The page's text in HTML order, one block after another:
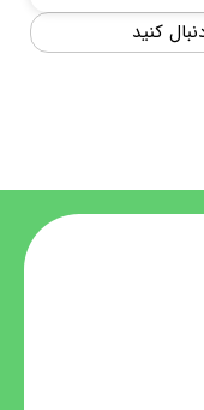
کنید